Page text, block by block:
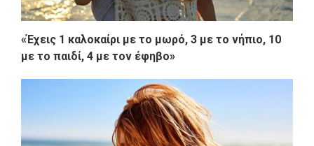
«Έχεις 1 καλοκαίρι με το μωρό, 3 με το νήπιο, 10
με το παιδί, 4 με τον έφηβο»